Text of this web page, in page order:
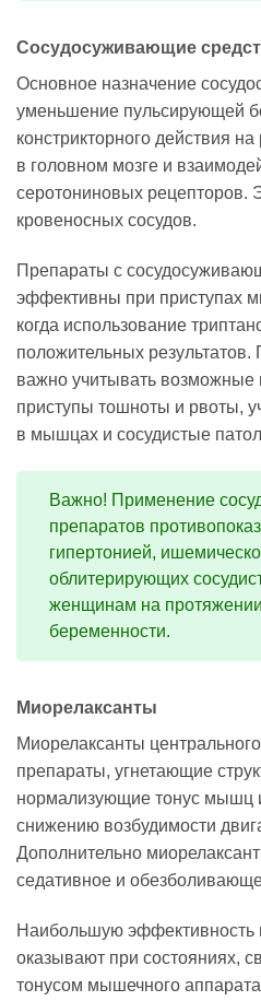
Сосудосуживающие
Основное назначение
уменьшение пульсирующей
констрикторного действия
в головном мозге и
серотониновых рецепторов.
кровеносных сосудов.
Препараты с
эффективны при приступах
когда использование
положительных результатов.
важно учитывать
приступы тошноты и рвоты,
в мышцах и сосудистые
Важно! Применение
препаратов
гипертонией,
облитерирующих
женщинам на
беременности.
Миорелаксанты
Миорелаксанты
препараты, угнетающие
нормализующие тонус мышц
снижению возбудимости
Дополнительно
седативное и
Наибольшую эффективность
оказывают при состояниях,
тонусом мышечного